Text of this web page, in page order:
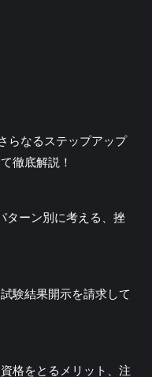
らなるステップアップ
徹底解説！
ターン別に考える、挫
験結果開示を請求して
格をとるメリット、注